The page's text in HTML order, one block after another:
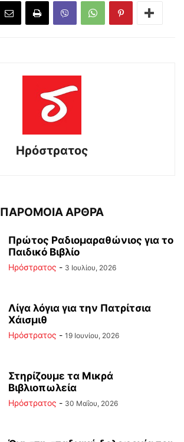
Ηρόστρατος
ΠΑΡΟΜΟΙΑ ΑΡΘΡΑ
Πρώτος Ραδιομαραθώνιος για το
Παιδικό Βιβλίο
Ηρόστρατος - 3 Ιουλίου, 2026
Λίγα λόγια για την Πατρίτσια
Χάισμιθ
Ηρόστρατος - 19 Ιουνίου, 2026
Στηρίζουμε τα Μικρά
Βιβλιοπωλεία
Ηρόστρατος - 30 Μαΐου, 2026